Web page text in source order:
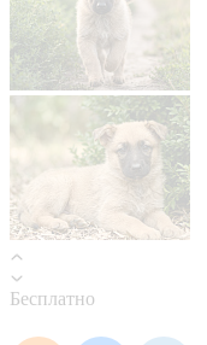
Бесплатно